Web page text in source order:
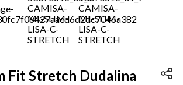
Fit Stretch Dudalina